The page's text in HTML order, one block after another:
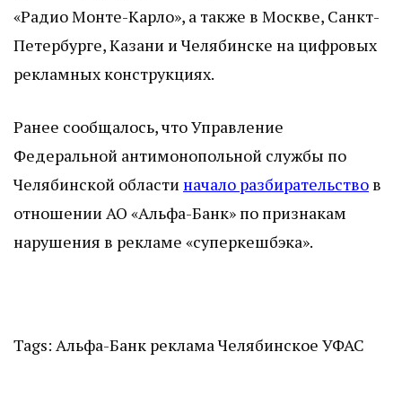
«Радио Монте-Карло», а также в Москве, Санкт-
Петербурге, Казани и Челябинске на цифровых
рекламных конструкциях.
Ранее сообщалось, что Управление
Федеральной антимонопольной службы по
Челябинской области начало разбирательствов
отношении АО «Альфа-Банк» по признакам
нарушения в рекламе «суперкешбэка».
Tags: Альфа-Банк рекламаЧелябинское УФАС